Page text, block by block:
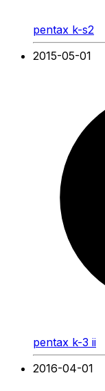
pentax k-s2
2015-05-01
pentax k-3 ii
2016-04-01